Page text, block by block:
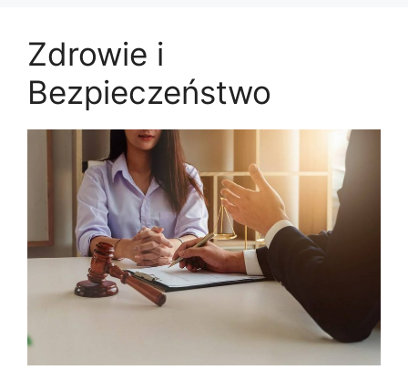
Zdrowie i
Bezpieczeństwo